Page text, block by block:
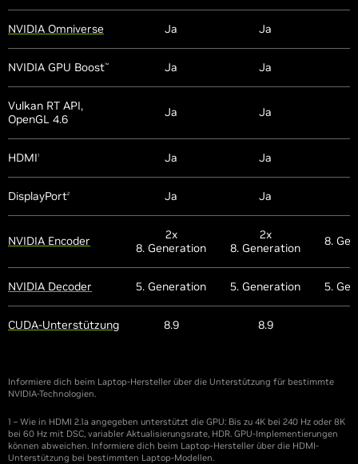
NVIDIA Omniverse Ja Ja
NVIDIA GPU Boost™ Ja Ja
Vulkan RT API,
OpenGL 4.6
Ja Ja
HDMI1 Ja Ja
DisplayPort2 Ja Ja
NVIDIA Encoder
2x
8. Generation
2x
8. Generation
8.
NVIDIA Decoder 5. Generation 5. Generation 5.
CUDA-Unterstützung 8.9 8.9
Informiere dich beim Laptop-Hersteller über die Unterstützung für bestimmte
NVIDIA-Technologien.
1 – Wie in HDMI 2.1a angegeben unterstützt die GPU: Bis zu 4K bei 240 Hz oder 8K
bei 60 Hz mit DSC, variabler Aktualisierungsrate, HDR. GPU-Implementierungen
können abweichen. Informiere dich beim Laptop-Hersteller über die HDMI-
Unterstützung bei bestimmten Laptop-Modellen.